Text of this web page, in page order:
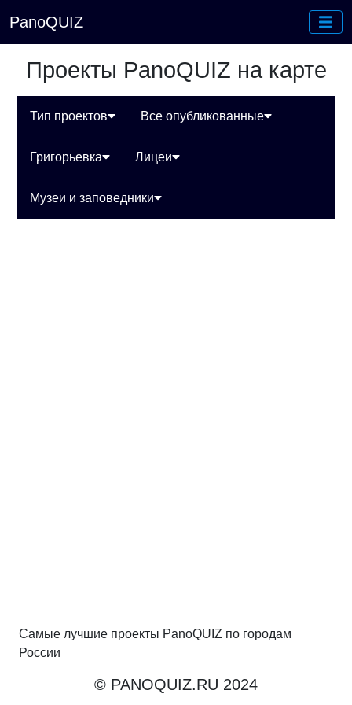
PanoQUIZ
Проекты PanoQUIZ на карте
Тип проектов Все опубликованные
Григорьевка Лицеи
Музеи и заповедники
Самые лучшие проекты PanoQUIZ по городам
России
© PANOQUIZ.RU 2024